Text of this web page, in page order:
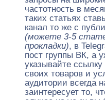
частотность в
таких статьях
канал то же с
(можете 3-5
прокладки), в
пост группы ВК, а
указывайте
своих товаров и
аудитории всегда
заинтересует то,